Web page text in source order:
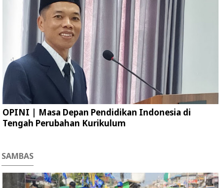
OPINI | Masa Depan Pendidikan Indonesia di
Tengah Perubahan Kurikulum
SAMBAS